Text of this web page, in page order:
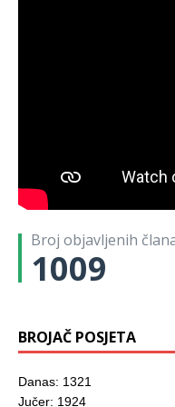
Broj objavljenih
1009
BROJAČ POSJETA
Danas: 1321
Jučer: 1924